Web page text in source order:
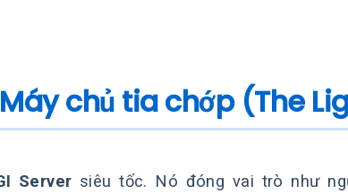
chủ tia chớp (The
Server siêu tốc. Nó đóng vai trò như